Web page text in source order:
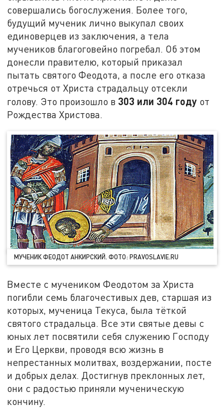
совершались богослужения. Более того,
будущий мученик лично выкупал своих
единоверцев из заключения, а тела
мучеников благоговейно погребал. Об этом
донесли правителю, который приказал
пытать святого Феодота, а после его отказа
отречься от Христа страдальцу отсекли
голову. Это произошло в 303 или 304 году от
Рождества Христова.
МУЧЕНИК ФЕОДОТ АНКИРСКИЙ. ФОТО: PRAVOSLAVIE.RU
Вместе с мучеником Феодотом за Христа
погибли семь благочестивых дев, старшая из
которых, мученица Текуса, была тёткой
святого страдальца. Все эти святые девы с
юных лет посвятили себя служению Господу
и Его Церкви, проводя всю жизнь в
непрестанных молитвах, воздержании, посте
и добрых делах. Достигнув преклонных лет,
они с радостью приняли мученическую
кончину.